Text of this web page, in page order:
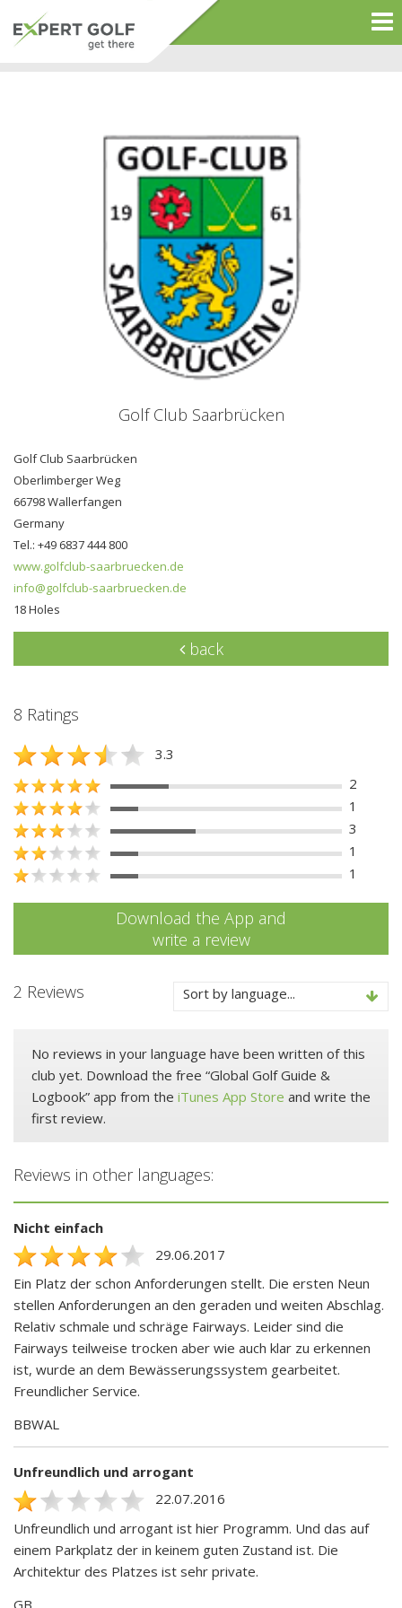
Golf Club Saarbrücken
Golf Club Saarbrücken
Oberlimberger Weg
66798 Wallerfangen
Germany
Tel.: +49 6837 444 800
www.golfclub-saarbruecken.de
info@golfclub-saarbruecken.de
18 Holes
back
8 Ratings
3.3
2
1
3
1
1
Download the App and
write a review
2 Reviews Sort by language...
No reviews in your language have been written of this
club yet. Download the free “Global Golf Guide &
Logbook” app from the iTunes App Store and write the
first review.
Reviews in other languages:
Nicht einfach
29.06.2017
Ein Platz der schon Anforderungen stellt. Die ersten Neun
stellen Anforderungen an den geraden und weiten Abschlag.
Relativ schmale und schräge Fairways. Leider sind die
Fairways teilweise trocken aber wie auch klar zu erkennen
ist, wurde an dem Bewässerungssystem gearbeitet.
Freundlicher Service.
BBWAL
Unfreundlich und arrogant
22.07.2016
Unfreundlich und arrogant ist hier Programm. Und das auf
einem Parkplatz der in keinem guten Zustand ist. Die
Architektur des Platzes ist sehr private.
GB